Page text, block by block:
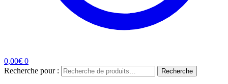
0,00€ 0
Recherche pour :
Recherche